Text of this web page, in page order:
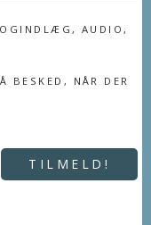
AUDIO,
BESKED, NÅR DER
TILMELD!